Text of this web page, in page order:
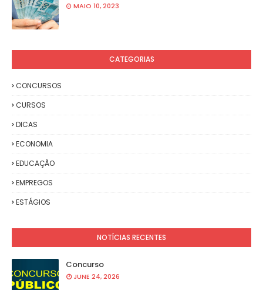
MAIO 10, 2023
CATEGORIAS
CONCURSOS
CURSOS
DICAS
ECONOMIA
EDUCAÇÃO
EMPREGOS
ESTÁGIOS
NOTÍCIAS RECENTES
Concurso
JUNE 24, 2026